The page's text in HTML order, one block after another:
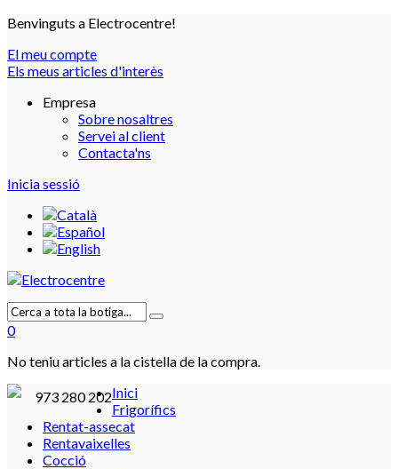
Benvinguts a Electrocentre!
El meu compte
Els meus articles d'interès
Empresa
Sobre nosaltres
Servei al client
Contacta'ns
Inicia sessió
0
No teniu articles a la cistella de la compra.
973 280 202Inici
Frigorífics
Rentat-assecat
Rentavaixelles
Cocció